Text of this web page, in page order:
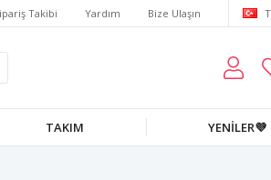
Takibi Yardım Bize Ulaşın
TAKIM YENİLER💜